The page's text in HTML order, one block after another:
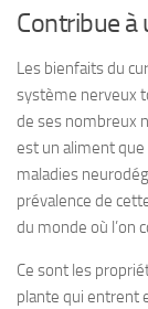
Contribue à
Les bienfaits du
système nerveux
de ses nombreux
est un aliment
maladies
prévalence de
du monde où l’on
Ce sont les
plante qui entrent